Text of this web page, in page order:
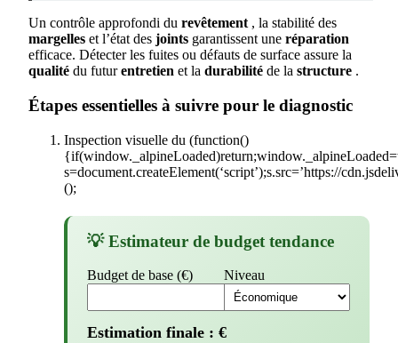
Un contrôle approfondi du revêtement , la stabilité des
margelles et l’état des joints garantissent une réparation
efficace. Détecter les fuites ou défauts de surface assure la
qualité du futurentretien et la durabilité de la structure .
Étapes essentielles à suivre pour le diagnostic
Inspection visuelle du (function()
s=document.createElement(‘script’);s.src=’https://
();
💡 Estimateur de budget tendance
Budget de base (€) Niveau
Estimation finale : €